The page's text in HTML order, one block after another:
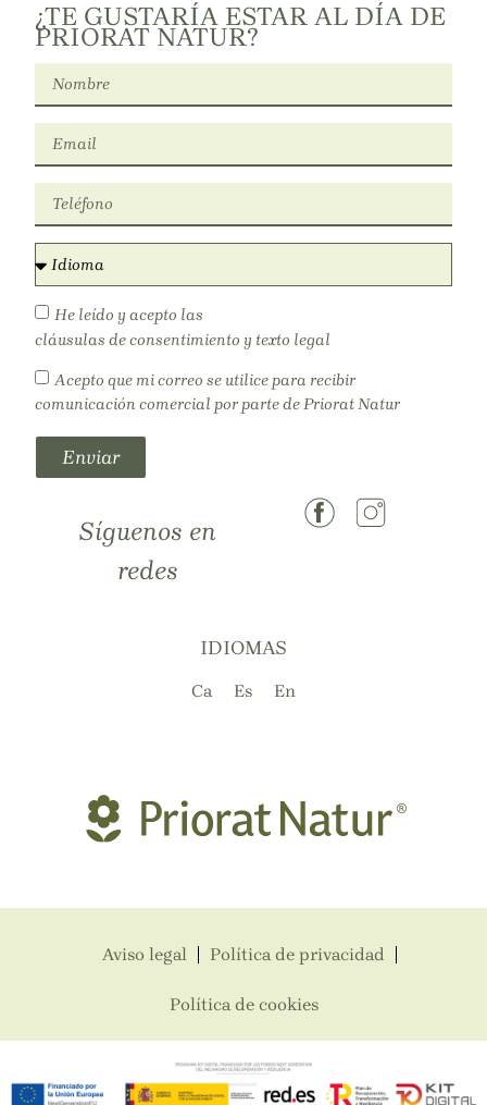
¿TE GUSTARÍA ESTAR AL DÍA DE
PRIORAT NATUR?
He leído y acepto las
cláusulas de consentimiento y texto legal
Acepto que mi correo se utilice para recibir
comunicación comercial por parte de Priorat Natur
Enviar
Síguenos en
redes
IDIOMAS
Ca Es En
Aviso legal Política de privacidad
Política de cookies